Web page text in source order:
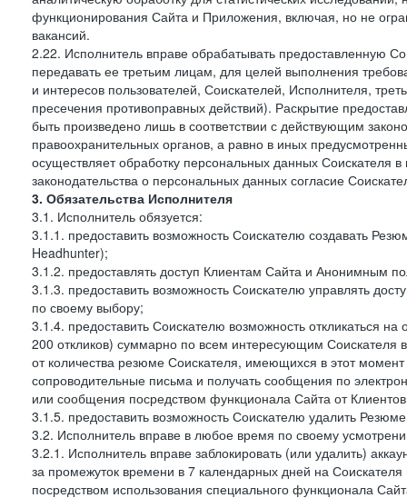
функционирования Сайта и Приложения, включая, но не
вакансий.
2.22. Исполнитель вправе обрабатывать предоставленную
передавать ее третьим лицам, для целей выполнения
и интересов пользователей, Соискателей, Исполнителя,
пресечения противоправных действий). Раскрытие
быть произведено лишь в соответствии с действующим
правоохранительных органов, а равно в иных
осуществляет обработку персональных данных Соискателя
законодательства о персональных данных согласие
3. Обязательства Исполнителя
3.1. Исполнитель обязуется:
3.1.1. предоставить возможность Соискателю создавать
Headhunter);
3.1.2. предоставлять доступ Клиентам Сайта и Анонимным
3.1.3. предоставить возможность Соискателю управлять
по своему выбору;
3.1.4. предоставить Соискателю возможность откликаться
200 откликов) суммарно по всем интересующим Соискателя
от количества резюме Соискателя, имеющихся в этот
сопроводительные письма и получать сообщения по
или сообщения посредством функционала Сайта от
3.1.5. предоставить возможность Соискателю удалить
3.2. Исполнитель вправе в любое время по своему
3.2.1. Исполнитель вправе заблокировать (или удалить)
за промежуток времени в 7 календарных дней на
посредством использования специального функционала